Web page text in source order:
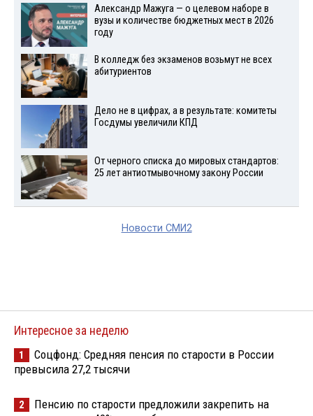
Александр Мажуга — о целевом наборе в
вузы и количестве бюджетных мест в 2026
году
В колледж без экзаменов возьмут не всех
абитуриентов
Дело не в цифрах, а в результате: комитеты
Госдумы увеличили КПД
От черного списка до мировых стандартов:
25 лет антиотмывочному закону России
Новости СМИ2
Интересное за неделю
1
Соцфонд: Средняя пенсия по старости в России
превысила 27,2 тысячи
2
Пенсию по старости предложили закрепить на